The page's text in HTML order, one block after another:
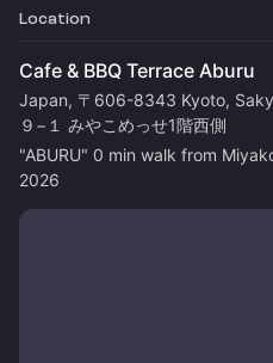
Location
Cafe & BBQ Terrace Aburu
Japan, 〒606-8343 Kyoto,
９−１ みやこめっせ1階西側
"ABURU" 0 min walk from
2026